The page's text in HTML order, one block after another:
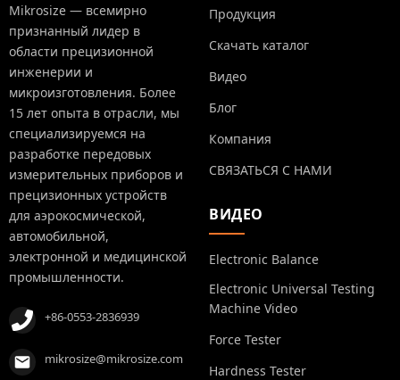
Mikrosize — всемирно
признанный лидер в
области прецизионной
инженерии и
микроизготовления. Более
15 лет опыта в отрасли, мы
специализируемся на
разработке передовых
измерительных приборов и
прецизионных устройств
для аэрокосмической,
автомобильной,
электронной и медицинской
промышленности.
+86-0553-2836939
mikrosize@mikrosize.com
Продукция
Скачать каталог
Видео
Блог
Компания
СВЯЗАТЬСЯ С НАМИ
ВИДЕО
Electronic Balance
Electronic Universal Testing
Machine Video
Force Tester
Hardness Tester